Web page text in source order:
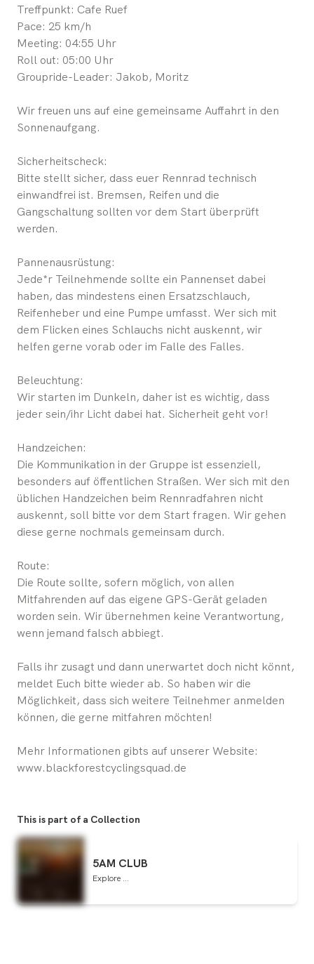
Treffpunkt: Cafe Ruef
Pace: 25 km/h
Meeting: 04:55 Uhr
Roll out: 05:00 Uhr
Groupride-Leader: Jakob, Moritz
Wir freuen uns auf eine gemeinsame Auffahrt in den
Sonnenaufgang.
Sicherheitscheck:
Bitte stellt sicher, dass euer Rennrad technisch
einwandfrei ist. Bremsen, Reifen und die
Gangschaltung sollten vor dem Start überprüft
werden.
Pannenausrüstung:
Jede*r Teilnehmende sollte ein Pannenset dabei
haben, das mindestens einen Ersatzschlauch,
Reifenheber und eine Pumpe umfasst. Wer sich mit
dem Flicken eines Schlauchs nicht auskennt, wir
helfen gerne vorab oder im Falle des Falles.
Beleuchtung:
Wir starten im Dunkeln, daher ist es wichtig, dass
jeder sein/ihr Licht dabei hat. Sicherheit geht vor!
Handzeichen:
Die Kommunikation in der Gruppe ist essenziell,
besonders auf öffentlichen Straßen. Wer sich mit den
üblichen Handzeichen beim Rennradfahren nicht
auskennt, soll bitte vor dem Start fragen. Wir gehen
diese gerne nochmals gemeinsam durch.
Route:
Die Route sollte, sofern möglich, von allen
Mitfahrenden auf das eigene GPS-Gerät geladen
worden sein. Wir übernehmen keine Verantwortung,
wenn jemand falsch abbiegt.
Falls ihr zusagt und dann unerwartet doch nicht könnt,
meldet Euch bitte wieder ab. So haben wir die
Möglichkeit, dass sich weitere Teilnehmer anmelden
können, die gerne mitfahren möchten!
Mehr Informationen gibts auf unserer Website:
www.blackforestcyclingsquad.de
This is part of a Collection
5AM CLUB
Explore ...